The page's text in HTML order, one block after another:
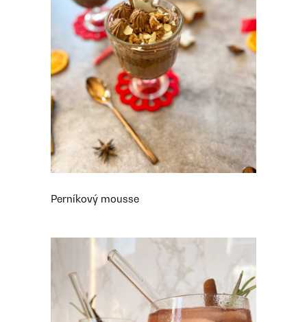
Perníkový mousse